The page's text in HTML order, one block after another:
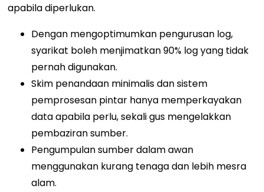
apabila diperlukan.
Dengan mengoptimumkan pengurusan log,
syarikat boleh menjimatkan 90% log yang tidak
pernah digunakan.
Skim penandaan minimalis dan sistem
pemprosesan pintar hanya memperkayakan
data apabila perlu, sekali gus mengelakkan
pembaziran sumber.
Pengumpulan sumber dalam awan
menggunakan kurang tenaga dan lebih mesra
alam.